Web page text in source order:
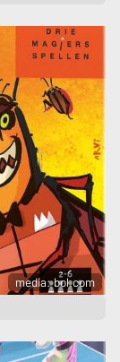
media: bol.com